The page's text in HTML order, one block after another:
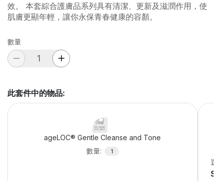
效。 本套綜合護膚品系列具有清潔、更新及滋潤作用，使
肌膚更顯年輕，讓你永保青春健康的容顏。
數量
此套件中的物品:
ageLOC® Gentle Cleanse and Tone
數量: 1
選